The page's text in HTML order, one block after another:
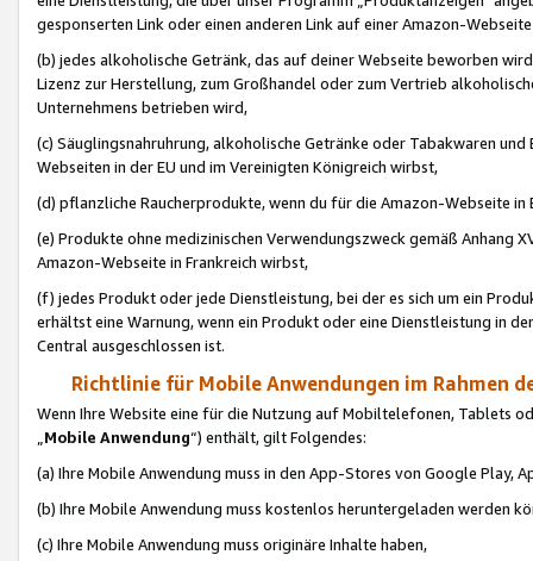
gesponserten Link oder einen anderen Link auf einer Amazon-
(b) jedes alkoholische Getränk, das auf deiner Webseite beworben
Lizenz zur Herstellung, zum Großhandel oder zum Vertrieb
Unternehmens betrieben wird,
(c) Säuglingsnahruhrung, alkoholische Getränke oder Tabakwaren
Webseiten in der EU und im Vereinigten Königreich wirbst,
(d) pflanzliche Raucherprodukte, wenn du für die Amazon-Webseite in
(e) Produkte ohne medizinischen Verwendungszweck gemäß Anhang
Amazon-Webseite in Frankreich wirbst,
(f) jedes Produkt oder jede Dienstleistung, bei der es sich um ein
erhältst eine Warnung, wenn ein Produkt oder eine Dienstleistung in
Central ausgeschlossen ist.
Richtlinie für Mobile Anwendungen im Rahmen
Wenn Ihre Website eine für die Nutzung auf Mobiltelefonen, Tablets
„Mobile Anwendung“) enthält, gilt Folgendes:
(a) Ihre Mobile Anwendung muss in den App-Stores von Google Play,
(b) Ihre Mobile Anwendung muss kostenlos heruntergeladen werden
(c) Ihre Mobile Anwendung muss originäre Inhalte haben,